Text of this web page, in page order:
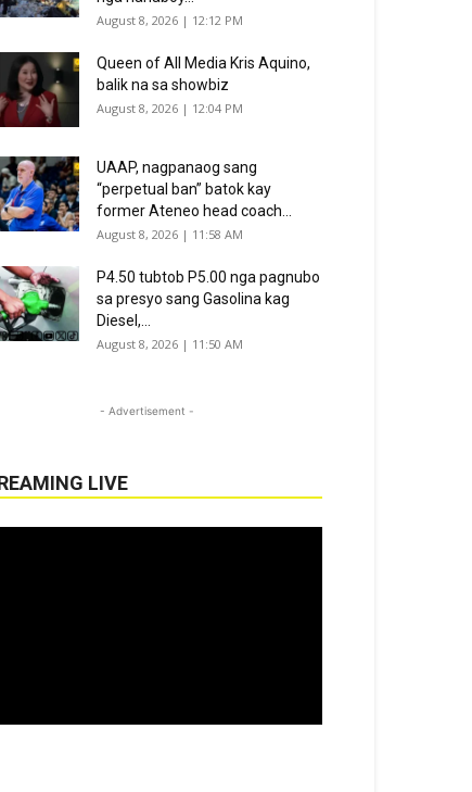
August 8, 2026 | 12:12 PM
Queen of All Media Kris Aquino,
balik na sa showbiz
August 8, 2026 | 12:04 PM
UAAP, nagpanaog sang
“perpetual ban” batok kay
former Ateneo head coach...
August 8, 2026 | 11:58 AM
P4.50 tubtob P5.00 nga pagnubo
sa presyo sang Gasolina kag
Diesel,...
August 8, 2026 | 11:50 AM
- Advertisement -
LIVE